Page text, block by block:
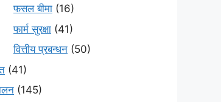
फसल बीमा (16)
फार्म सुरक्षा (41)
वित्तीय प्रबन्धन (50)
(41)
(145)